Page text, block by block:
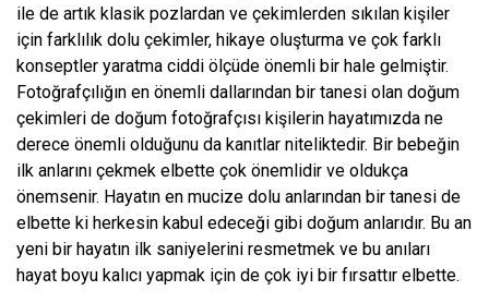
ile de artık klasik pozlardan ve çekimlerden sıkılan kişiler
için farklılık dolu çekimler, hikaye oluşturma ve çok farklı
konseptler yaratma ciddi ölçüde önemli bir hale gelmiştir.
Fotoğrafçılığın en önemli dallarından bir tanesi olan doğum
çekimleri de doğum fotoğrafçısı kişilerin hayatımızda ne
derece önemli olduğunu da kanıtlar niteliktedir. Bir bebeğin
ilk anlarını çekmek elbette çok önemlidir ve oldukça
önemsenir. Hayatın en mucize dolu anlarından bir tanesi de
elbette ki herkesin kabul edeceği gibi doğum anlarıdır. Bu an
yeni bir hayatın ilk saniyelerini resmetmek ve bu anıları
hayat boyu kalıcı yapmak için de çok iyi bir fırsattır elbette.